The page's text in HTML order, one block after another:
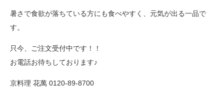
暑さで食欲が落ちている方にも食べやすく、元気が出る一品で
す。
只今、ご注文受付中です！！
お電話お待ちしております♪
京料理 花萬 0120-89-8700